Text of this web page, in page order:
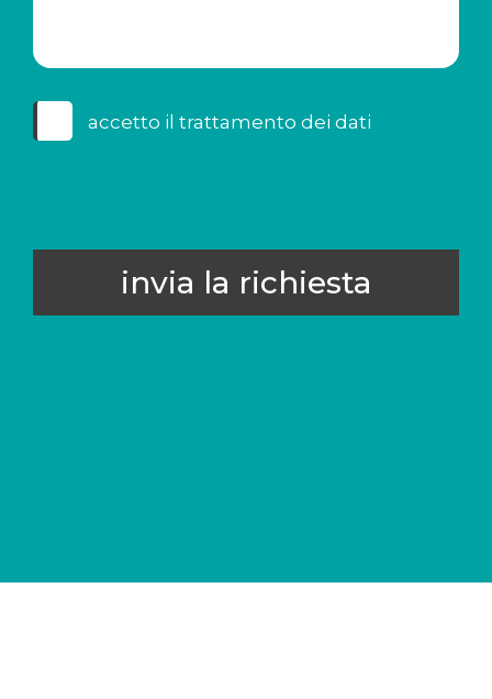
accetto il trattamento dei dati
invia la richiesta